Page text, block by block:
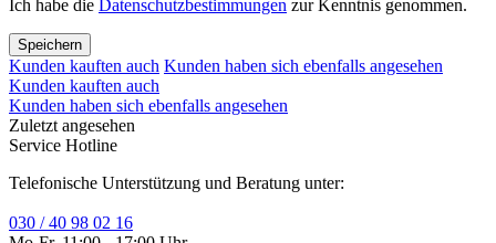
Ich habe die Datenschutzbestimmungen zur Kenntnis genommen.
Speichern
Kunden kauften auch Kunden haben sich ebenfalls angesehen
Kunden kauften auch
Kunden haben sich ebenfalls angesehen
Zuletzt angesehen
Service Hotline
Telefonische Unterstützung und Beratung unter:
030 / 40 98 02 16